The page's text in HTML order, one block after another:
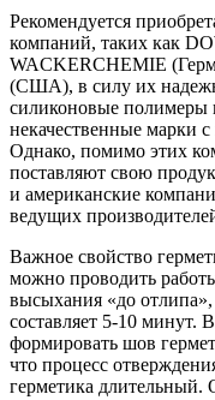
Рекомендуется
компаний, таких как
WACKERCHEMIE
(США), в силу их
силиконовые полимеры
некачественные марки
Однако, помимо этих
поставляют свою
и американские
ведущих
Важное свойство
можно проводить
высыхания «до
составляет 5-10 минут.
формировать шов
что процесс
герметика длительный.